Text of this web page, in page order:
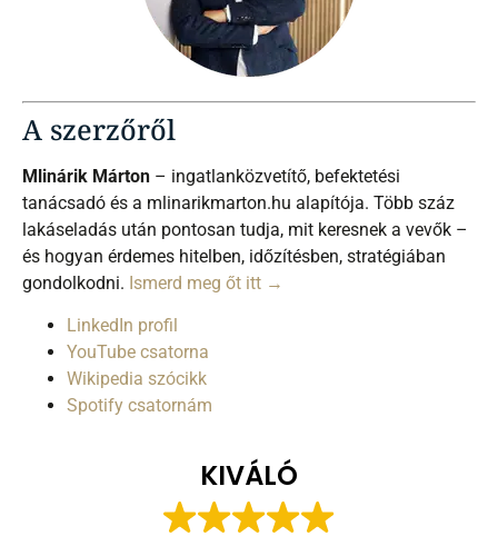
A szerzőről
Mlinárik Márton – ingatlanközvetítő, befektetési
tanácsadó és a mlinarikmarton.hu alapítója. Több száz
lakáseladás után pontosan tudja, mit keresnek a vevők –
és hogyan érdemes hitelben, időzítésben, stratégiában
gondolkodni. Ismerd meg őt itt →
LinkedIn profil
YouTube csatorna
Wikipedia szócikk
Spotify csatornám
KIVÁLÓ